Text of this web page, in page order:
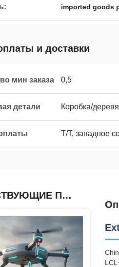
imported goods
и доставки
мин заказа 0,5
детали Коробка/
Т/Т, западное
СОПУТСТВУЮЩИЕ ПРОДУКТЫ